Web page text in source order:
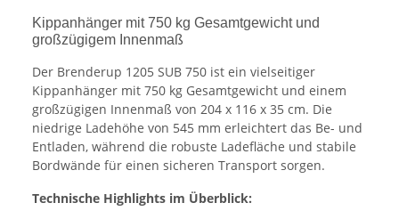
Kippanhänger mit 750 kg Gesamtgewicht und
großzügigem Innenmaß
Der Brenderup 1205 SUB 750 ist ein vielseitiger
Kippanhänger mit 750 kg Gesamtgewicht und einem
großzügigen Innenmaß von 204 x 116 x 35 cm. Die
niedrige Ladehöhe von 545 mm erleichtert das Be- und
Entladen, während die robuste Ladefläche und stabile
Bordwände für einen sicheren Transport sorgen.
Technische Highlights im Überblick: